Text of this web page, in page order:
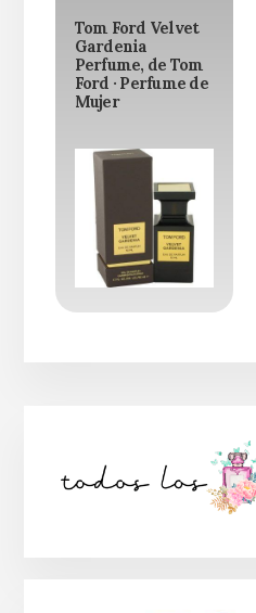
Tom Ford Velvet
Gardenia
Perfume, de Tom
Ford · Perfume de
Mujer
lateral